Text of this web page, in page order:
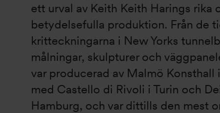
ett urval av Keith Keith Harings rika
betydelsefulla produktion. Från de
kritteckningarna i New Yorks
målningar, skulpturer och
var producerad av Malmö Konsthall
med Castello di Rivoli i Turin och
Hamburg, och var dittills den mest